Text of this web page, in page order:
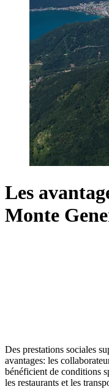
Les
Monte
Des prestations sociales
avantages: les
bénéficient de conditions
les restaurants et les